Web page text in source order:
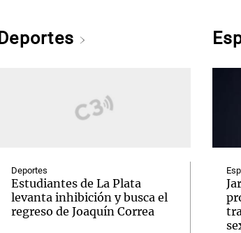
Deportes
Deportes
Estudiantes de La Plata
levanta inhibición y busca el
regreso de Joaquín Correa